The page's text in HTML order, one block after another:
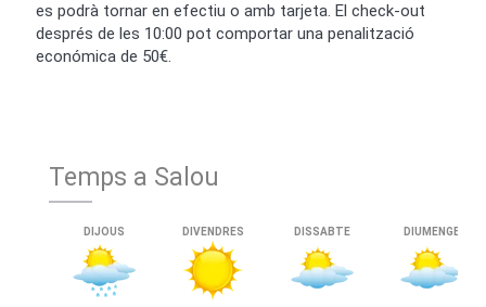
es podrà tornar en efectiu o amb tarjeta. El check-out
després de les 10:00 pot comportar una penalització
económica de 50€.
Temps a Salou